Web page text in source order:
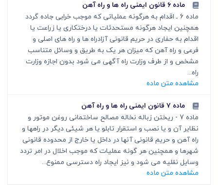
ماده ۶ قانون ایمنی راه ها و راه آهن
ماده 6 ـ اقدام به هرگونه عملیاتی که موجب خرابی جاده گردد
همچنین ایجاد هرگونه مستحدثات یا درختکاری یا زراعت یا
اقدام به حفاری در حریم قانونی آزادراه ها و راه های اصلی و
فرعی و راه آهن که میزان هر یک به طریق و وسائل متناسب
مشخص و از طرف وزارت راه آگهی می شود بدون اجازه وزارت
راه...
مشاهده متن ماده
ماده ۷ قانون ایمنی راه ها و راه آهن
ماده 7 - ریختن زباله نخاله مصالح ساختمانی روغن موتور و
نظایر آن و یا نصب و استقرار تابلو یا هر شیئی دیگر در راهها و
راه آهن و حریم قانونی آنها در داخل یا خارج از محدوده قانونی
شهرها و همچنین هر گونه عملیات که موجب اخلال در امر تردد
وسایل نقلیه می شود و نیز ایجاد راه دسترسی ممنوع...
مشاهده متن ماده